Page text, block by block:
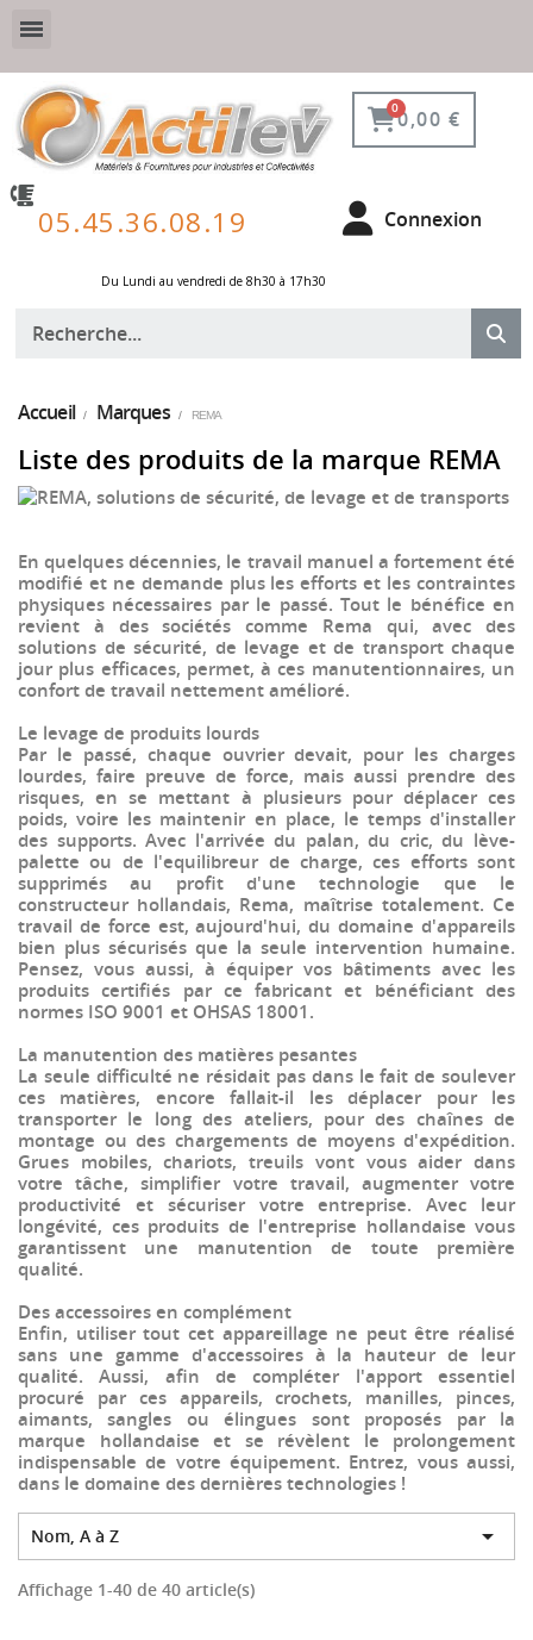
0,00 €
05.45.36.08.19 Connexion
Du Lundi au vendredi de 8h30 à 17h30 ​
Accueil Marques REMA
Liste des produits de la marque REMA
En quelques décennies, le travail manuel a fortement été
modifié et ne demande plus les efforts et les contraintes
physiques nécessaires par le passé. Tout le bénéfice en
revient à des sociétés comme Rema qui, avec des
solutions de sécurité, de levage et de transport chaque
jour plus efficaces, permet, à ces manutentionnaires, un
confort de travail nettement amélioré.
Le levage de produits lourds
Par le passé, chaque ouvrier devait, pour les charges
lourdes, faire preuve de force, mais aussi prendre des
risques, en se mettant à plusieurs pour déplacer ces
poids, voire les maintenir en place, le temps d'installer
des supports. Avec l'arrivée du palan, du cric, du lève-
palette ou de l'equilibreur de charge, ces efforts sont
supprimés au profit d'une technologie que le
constructeur hollandais, Rema, maîtrise totalement. Ce
travail de force est, aujourd'hui, du domaine d'appareils
bien plus sécurisés que la seule intervention humaine.
Pensez, vous aussi, à équiper vos bâtiments avec les
produits certifiés par ce fabricant et bénéficiant des
normes ISO 9001 et OHSAS 18001.
La manutention des matières pesantes
La seule difficulté ne résidait pas dans le fait de soulever
ces matières, encore fallait-il les déplacer pour les
transporter le long des ateliers, pour des chaînes de
montage ou des chargements de moyens d'expédition.
Grues mobiles, chariots, treuils vont vous aider dans
votre tâche, simplifier votre travail, augmenter votre
productivité et sécuriser votre entreprise. Avec leur
longévité, ces produits de l'entreprise hollandaise vous
garantissent une manutention de toute première
qualité.
Des accessoires en complément
Enfin, utiliser tout cet appareillage ne peut être réalisé
sans une gamme d'accessoires à la hauteur de leur
qualité. Aussi, afin de compléter l'apport essentiel
procuré par ces appareils, crochets, manilles, pinces,
aimants, sangles ou élingues sont proposés par la
marque hollandaise et se révèlent le prolongement
indispensable de votre équipement. Entrez, vous aussi,
dans le domaine des dernières technologies !
Nom, A à Z 
Affichage 1-40 de 40 article(s)